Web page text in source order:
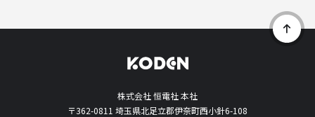
株式会社 恒電社 本社
〒362-0811 埼玉県北足立郡伊奈町西小針6-108